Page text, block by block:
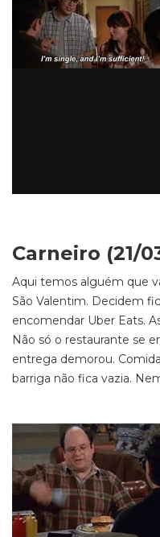
Carneiro (21/
Aqui temos alguém que
São Valentim. Decidem
encomendar Uber Eats.
Não só o restaurante se
entrega demorou.
barriga não fica vazia.